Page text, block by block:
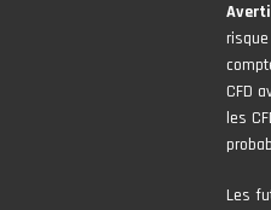
CFD
les
Les